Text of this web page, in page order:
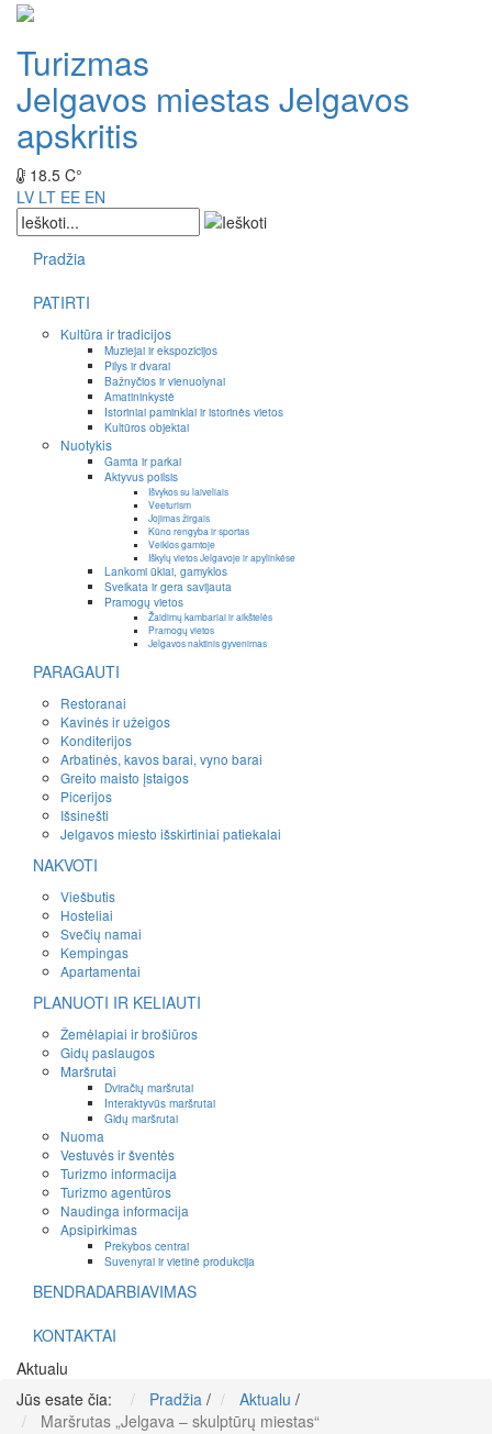
Turizmas
Jelgavos miestas Jelgavos
apskritis
18.5 C°
LV LT EE EN
Pradžia
PATIRTI
Kultūra ir tradicijos
Muziejai ir ekspozicijos
Pilys ir dvarai
Bažnyčios ir vienuolynai
Amatininkystė
Istoriniai paminklai ir istorinės vietos
Kultūros objektai
Nuotykis
Gamta ir parkai
Aktyvus poilsis
Išvykos su laiveliais
Veeturism
Jojimas žirgais
Kūno rengyba ir sportas
Veiklos gamtoje
Iškylų vietos Jelgavoje ir apylinkėse
Lankomi ūkiai, gamyklos
Sveikata ir gera savijauta
Pramogų vietos
Žaidimų kambariai ir aikštelės
Pramogų vietos
Jelgavos naktinis gyvenimas
PARAGAUTI
Restoranai
Kavinės ir užeigos
Konditerijos
Arbatinės, kavos barai, vyno barai
Greito maisto įstaigos
Picerijos
Išsinešti
Jelgavos miesto išskirtiniai patiekalai
NAKVOTI
Viešbutis
Hosteliai
Svečių namai
Kempingas
Apartamentai
PLANUOTI IR KELIAUTI
Žemėlapiai ir brošiūros
Gidų paslaugos
Maršrutai
Dviračių maršrutai
Interaktyvūs maršrutai
Gidų maršrutai
Nuoma
Vestuvės ir šventės
Turizmo informacija
Turizmo agentūros
Naudinga informacija
Apsipirkimas
Prekybos centrai
Suvenyrai ir vietinė produkcija
BENDRADARBIAVIMAS
KONTAKTAI
Aktualu
Jūs esate čia:
Pradžia / Aktualu /
Maršrutas „Jelgava – skulptūrų miestas“